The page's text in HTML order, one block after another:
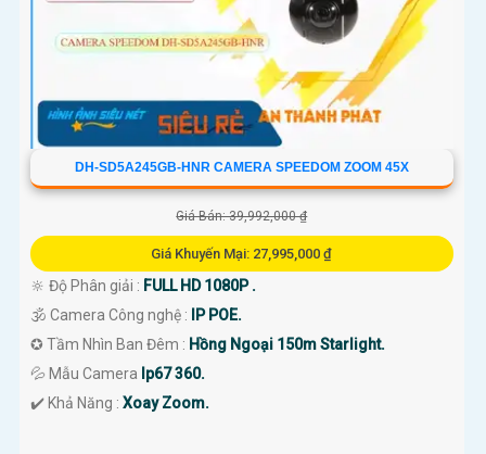
DH-SD5A245GB-HNR CAMERA SPEEDOM ZOOM 45X
Giá Bán: 39,992,000 ₫
Giá Khuyến Mại: 27,995,000 ₫
🔆 Độ Phân giải : FULL HD 1080P .
🕉️ Camera Công nghệ :
IP POE.
✪ Tầm Nhìn Ban Đêm : Hồng Ngoại 150m Starlight.
💦 Mẫu Camera Ip67 360.
️✔️ Khả Năng : Xoay Zoom.